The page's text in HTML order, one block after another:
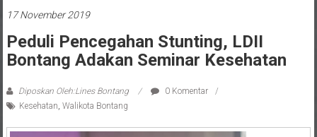
17 November 2019
Peduli Pencegahan Stunting, LDII
Bontang Adakan Seminar Kesehatan
Diposkan Oleh:Lines Bontang
0 Komentar
Kesehatan, Walikota Bontang